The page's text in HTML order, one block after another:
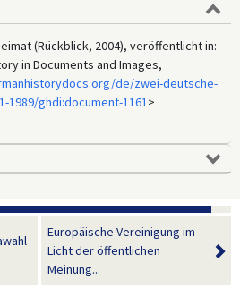
(Rückblick, 2004), veröffentlicht in:
in Documents and Images,
de/zwei-deutsche-
1989/ghdi:document-1161 >
Europäische Vereinigung im
Licht der öffentlichen
Meinung...